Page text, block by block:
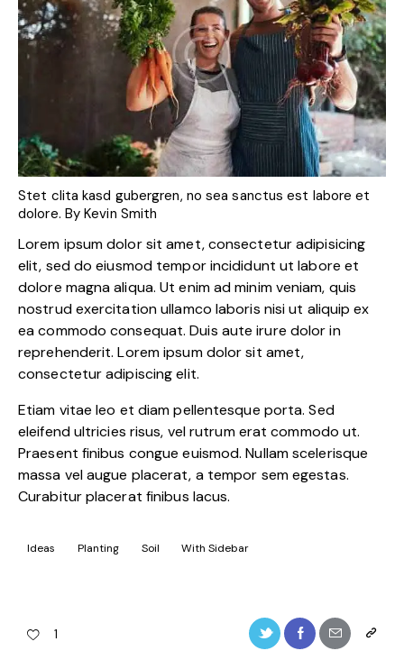
Stet clita kasd gubergren, no sea sanctus est labore et
dolore. ByKevin Smith
Lorem ipsum dolor sit amet, consectetur adipisicing
elit, sed do eiusmod tempor incididunt ut labore et
dolore magna aliqua. Ut enim ad minim veniam, quis
nostrud exercitation ullamco laboris nisi ut aliquip ex
ea commodo consequat. Duis aute irure dolor in
reprehenderit. Lorem ipsum dolor sit amet,
consectetur adipiscing elit.
Etiam vitae leo et diam pellentesque porta. Sed
eleifend ultricies risus, vel rutrum erat commodo ut.
Praesent finibus congue euismod. Nullam scelerisque
massa vel augue placerat, a tempor sem egestas.
Curabitur placerat finibus lacus.
Ideas Planting Soil With Sidebar
1